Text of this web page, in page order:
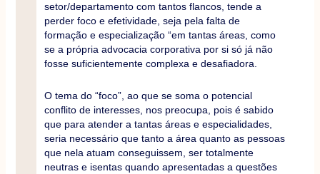
setor/departamento com tantos flancos, tende a
perder foco e efetividade, seja pela falta de
formação e especialização “em tantas áreas, como
se a própria advocacia corporativa por si só já não
fosse suficientemente complexa e desafiadora.
O tema do “foco”, ao que se soma o potencial
conflito de interesses, nos preocupa, pois é sabido
que para atender a tantas áreas e especialidades,
seria necessário que tanto a área quanto as pessoas
que nela atuam conseguissem, ser totalmente
neutras e isentas quando apresentadas a questões